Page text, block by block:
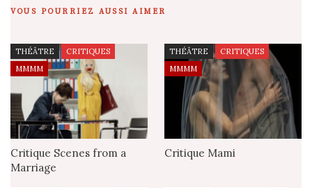
VOUS POURRIEZ AUSSI AIMER
THÉÂTRE
CRITIQUES
MMMM
Critique Scenes from a
Marriage
THÉÂTRE
CRITIQUES
MMMM
Critique Mami